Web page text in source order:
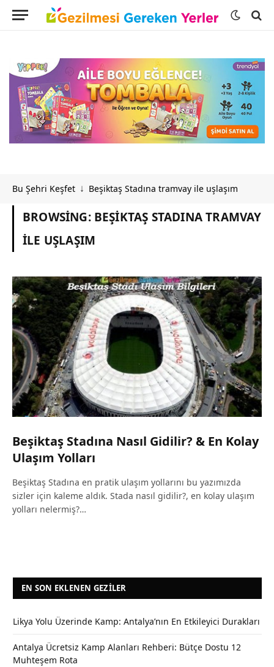
Bu Şehri Keşfet ↓ Beşiktaş Stadına tramvay ile uşlaşım
BROWSING: BEŞIKTAŞ STADINA TRAMVAY
ILE UŞLAŞIM
Beşiktaş Stadına Nasıl Gidilir? & En Kolay
Ulaşım Yolları
Beşiktaş Stadına en pratik ulaşım yollarını bu yazımızda
sizler için kaleme aldık. Stada nasıl gidilir?, en kolay ulaşım
yolları nelermiş?…
EN SON EKLENEN GEZILER
Likya Yolu Üzerinde Kamp: Antalya’nın En Etkileyici Durakları
Antalya Ücretsiz Kamp Alanları Rehberi: Bütçe Dostu 12
Muhteşem Rota